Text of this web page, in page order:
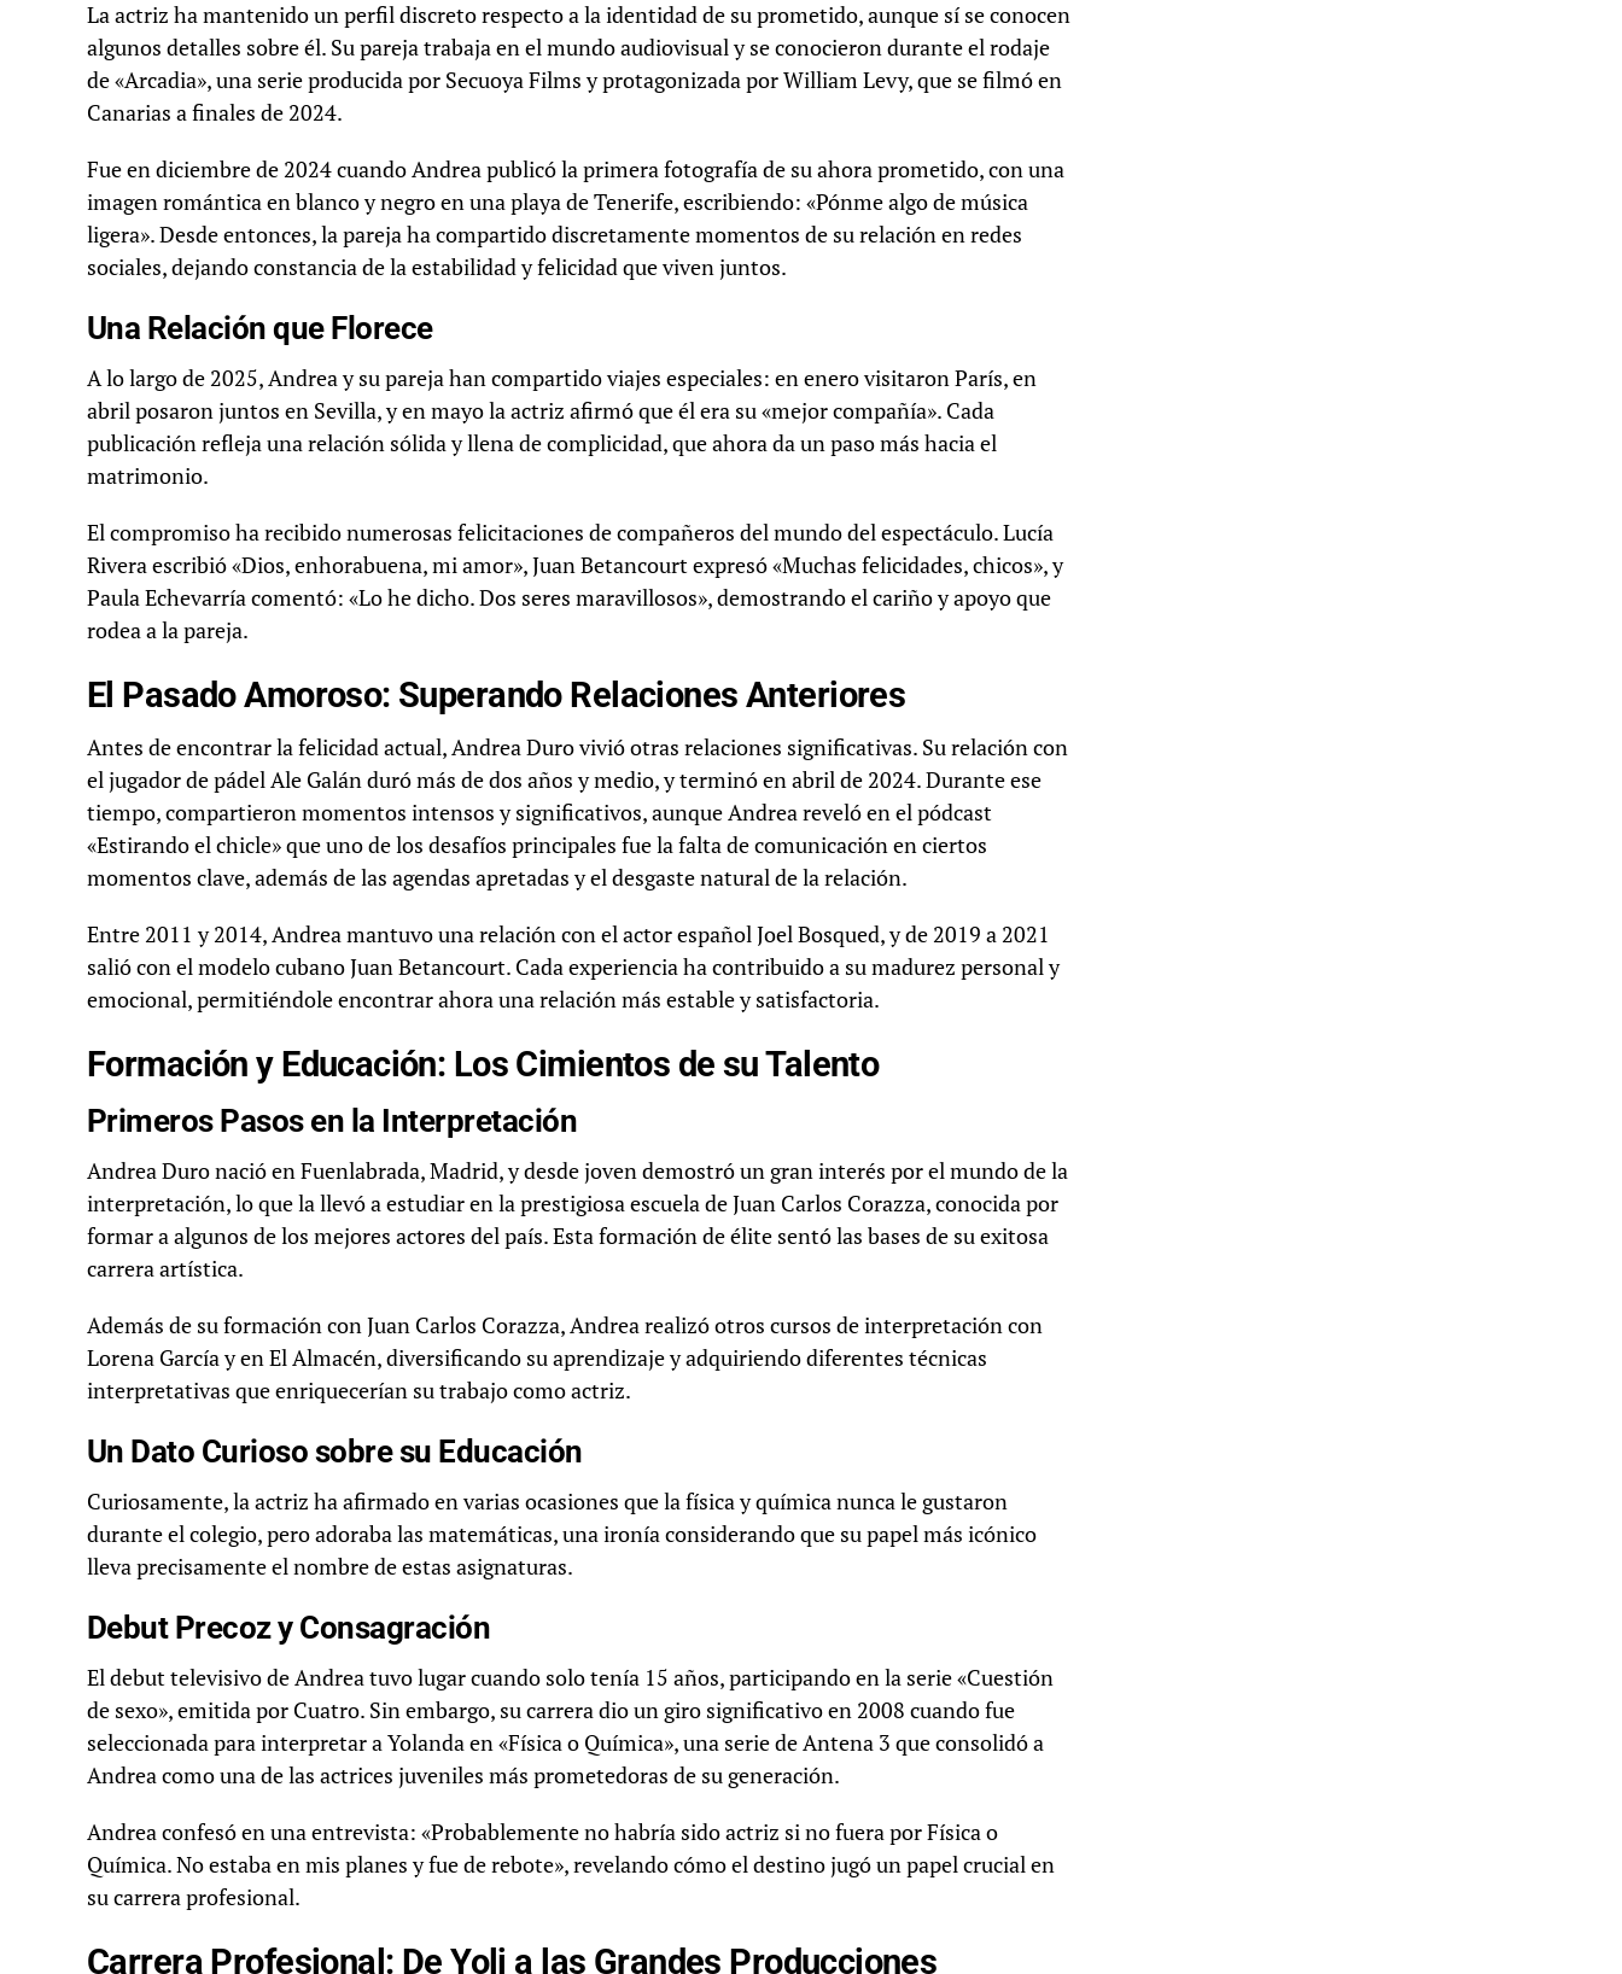
La actriz ha mantenido un perfil discreto respecto a la identidad de su prometido, aunque sí se conocen
algunos detalles sobre él. Su pareja trabaja en el mundo audiovisual y se conocieron durante el rodaje
de «Arcadia», una serie producida por Secuoya Films y protagonizada por William Levy, que se filmó en
Canarias a finales de 2024.
Fue en diciembre de 2024 cuando Andrea publicó la primera fotografía de su ahora prometido, con una
imagen romántica en blanco y negro en una playa de Tenerife, escribiendo: «Pónme algo de música
ligera». Desde entonces, la pareja ha compartido discretamente momentos de su relación en redes
sociales, dejando constancia de la estabilidad y felicidad que viven juntos.
Una Relación que Florece
A lo largo de 2025, Andrea y su pareja han compartido viajes especiales: en enero visitaron París, en
abril posaron juntos en Sevilla, y en mayo la actriz afirmó que él era su «mejor compañía». Cada
publicación refleja una relación sólida y llena de complicidad, que ahora da un paso más hacia el
matrimonio.
El compromiso ha recibido numerosas felicitaciones de compañeros del mundo del espectáculo. Lucía
Rivera escribió «Dios, enhorabuena, mi amor», Juan Betancourt expresó «Muchas felicidades, chicos», y
Paula Echevarría comentó: «Lo he dicho. Dos seres maravillosos», demostrando el cariño y apoyo que
rodea a la pareja.
El Pasado Amoroso: Superando Relaciones Anteriores
Antes de encontrar la felicidad actual, Andrea Duro vivió otras relaciones significativas. Su relación con
el jugador de pádel Ale Galán duró más de dos años y medio, y terminó en abril de 2024. Durante ese
tiempo, compartieron momentos intensos y significativos, aunque Andrea reveló en el pódcast
«Estirando el chicle» que uno de los desafíos principales fue la falta de comunicación en ciertos
momentos clave, además de las agendas apretadas y el desgaste natural de la relación.
Entre 2011 y 2014, Andrea mantuvo una relación con el actor español Joel Bosqued, y de 2019 a 2021
salió con el modelo cubano Juan Betancourt. Cada experiencia ha contribuido a su madurez personal y
emocional, permitiéndole encontrar ahora una relación más estable y satisfactoria.
Formación y Educación: Los Cimientos de su Talento
Primeros Pasos en la Interpretación
Andrea Duro nació en Fuenlabrada, Madrid, y desde joven demostró un gran interés por el mundo de la
interpretación, lo que la llevó a estudiar en la prestigiosa escuela de Juan Carlos Corazza, conocida por
formar a algunos de los mejores actores del país. Esta formación de élite sentó las bases de su exitosa
carrera artística.
Además de su formación con Juan Carlos Corazza, Andrea realizó otros cursos de interpretación con
Lorena García y en El Almacén, diversificando su aprendizaje y adquiriendo diferentes técnicas
interpretativas que enriquecerían su trabajo como actriz.
Un Dato Curioso sobre su Educación
Curiosamente, la actriz ha afirmado en varias ocasiones que la física y química nunca le gustaron
durante el colegio, pero adoraba las matemáticas, una ironía considerando que su papel más icónico
lleva precisamente el nombre de estas asignaturas.
Debut Precoz y Consagración
El debut televisivo de Andrea tuvo lugar cuando solo tenía 15 años, participando en la serie «Cuestión
de sexo», emitida por Cuatro. Sin embargo, su carrera dio un giro significativo en 2008 cuando fue
seleccionada para interpretar a Yolanda en «Física o Química», una serie de Antena 3 que consolidó a
Andrea como una de las actrices juveniles más prometedoras de su generación.
Andrea confesó en una entrevista: «Probablemente no habría sido actriz si no fuera por Física o
Química. No estaba en mis planes y fue de rebote», revelando cómo el destino jugó un papel crucial en
su carrera profesional.
Carrera Profesional: De Yoli a las Grandes Producciones